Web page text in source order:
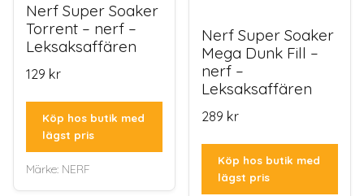
Nerf Super Soaker
Torrent – nerf –
Leksaksaffären
129 kr
Köp hos butik med
lägst pris
Märke: NERF
Nerf Super Soaker
Mega Dunk Fill –
nerf –
Leksaksaffären
289 kr
Köp hos butik med
lägst pris